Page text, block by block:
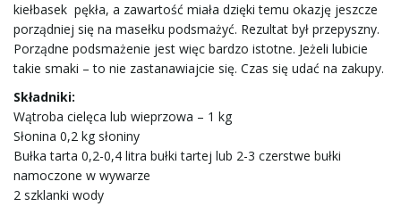
ł
kiełbasek pękła, a zawartość miała dzięki temu okazję jeszcze
porządniej się na masełku podsmażyć. Rezultat był przepyszny.
Porządne podsmażenie jest więc bardzo istotne. Jeżeli lubicie
takie smaki – to nie zastanawiajcie się. Czas się udać na zakupy.
Składniki:
Wątroba cielęca lub wieprzowa – 1 kg
Słonina 0,2 kg słoniny
Bułka tarta 0,2-0,4 litra bułki tartej lub 2-3 czerstwe bułki
namoczone w wywarze
2 szklanki wody